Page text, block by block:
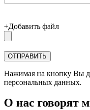
+Добавить файл
Нажимая на кнопку Вы
персональных данных.
О нас говорят